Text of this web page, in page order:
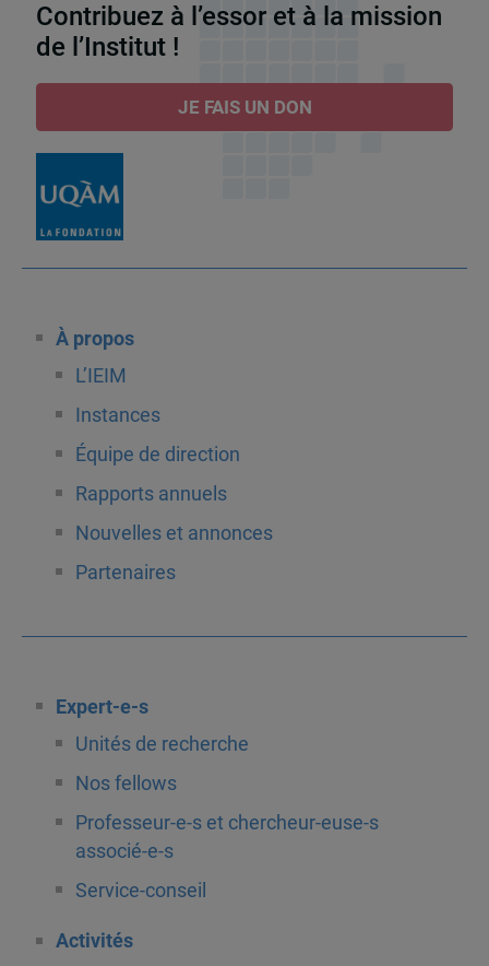
Contribuez à l’essor et à la mission
de l’Institut !
JE FAIS UN DON
À propos
L’IEIM
Instances
Équipe de direction
Rapports annuels
Nouvelles et annonces
Partenaires
Expert-e-s
Unités de recherche
Nos fellows
Professeur-e-s et chercheur-euse-s
associé-e-s
Service-conseil
Activités